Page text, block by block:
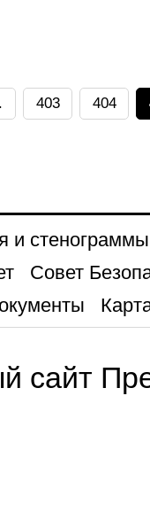
403 404
и стенограммы
Совет
сайт